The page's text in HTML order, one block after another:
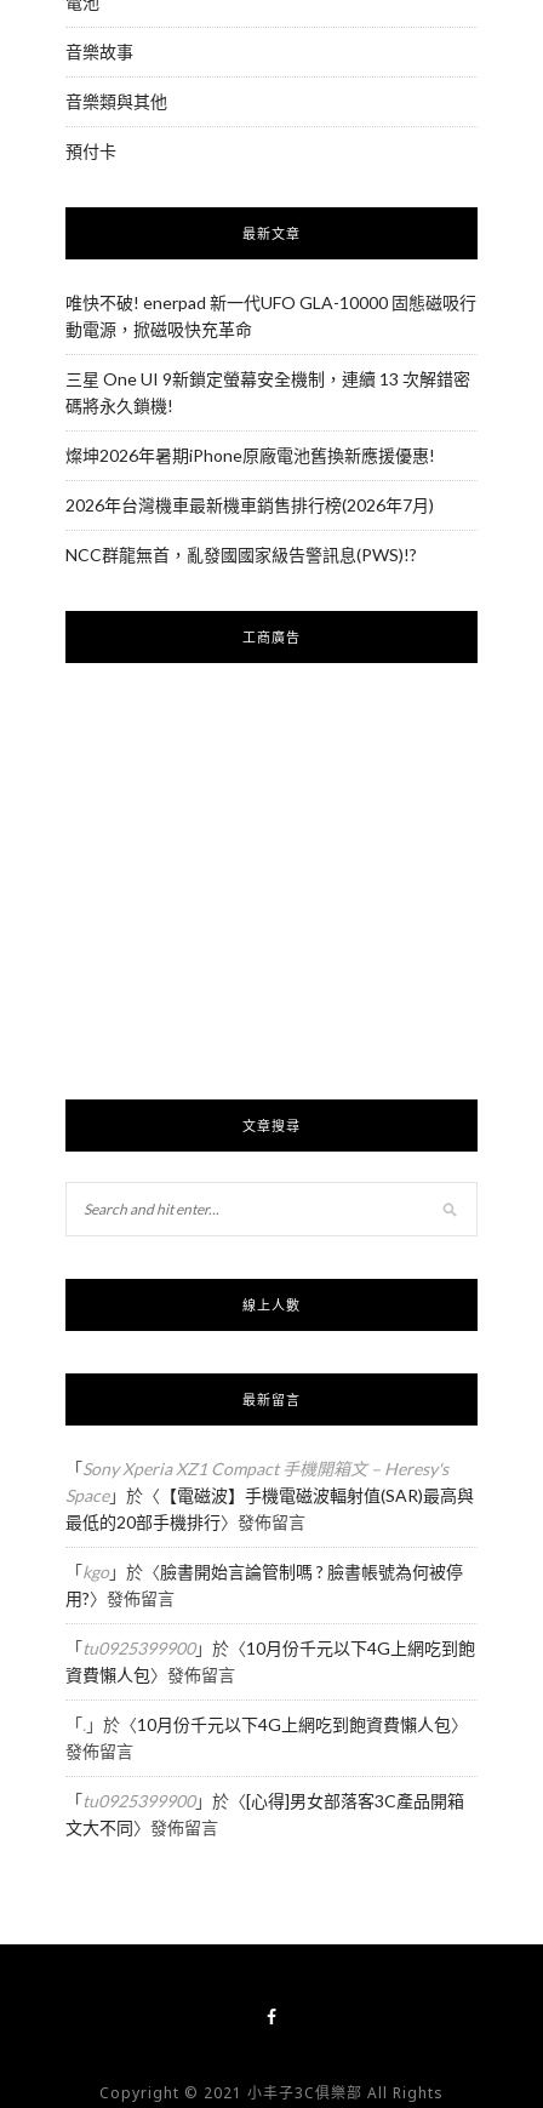
音樂故事
音樂類與其他
預付卡
最新文章
唯快不破! enerpad 新一代UFO GLA-10000 固態磁吸行
動電源，掀磁吸快充革命
三星 One UI 9新鎖定螢幕安全機制，連續 13 次解錯密
碼將永久鎖機!
燦坤2026年暑期iPhone原廠電池舊換新應援優惠!
2026年台灣機車最新機車銷售排行榜(2026年7月)
NCC群龍無首，亂發國國家級告警訊息(PWS)!?
工商廣告
文章搜尋
線上人數
最新留言
「Sony Xperia XZ1 Compact 手機開箱文 – Heresy's
Space」於〈 【電磁波】手機電磁波輻射值(SAR)最高與
最低的20部手機排行〉發佈留言
「kgo」於〈臉書開始言論管制嗎 ? 臉書帳號為何被停
用?〉發佈留言
「tu0925399900」於〈10月份千元以下4G上網吃到飽
資費懶人包〉發佈留言
「.」於〈10月份千元以下4G上網吃到飽資費懶人包〉
發佈留言
「tu0925399900」於〈[心得]男女部落客3C產品開箱
文大不同〉發佈留言
Copyright © 2021 小丰子3C俱樂部 All Rights